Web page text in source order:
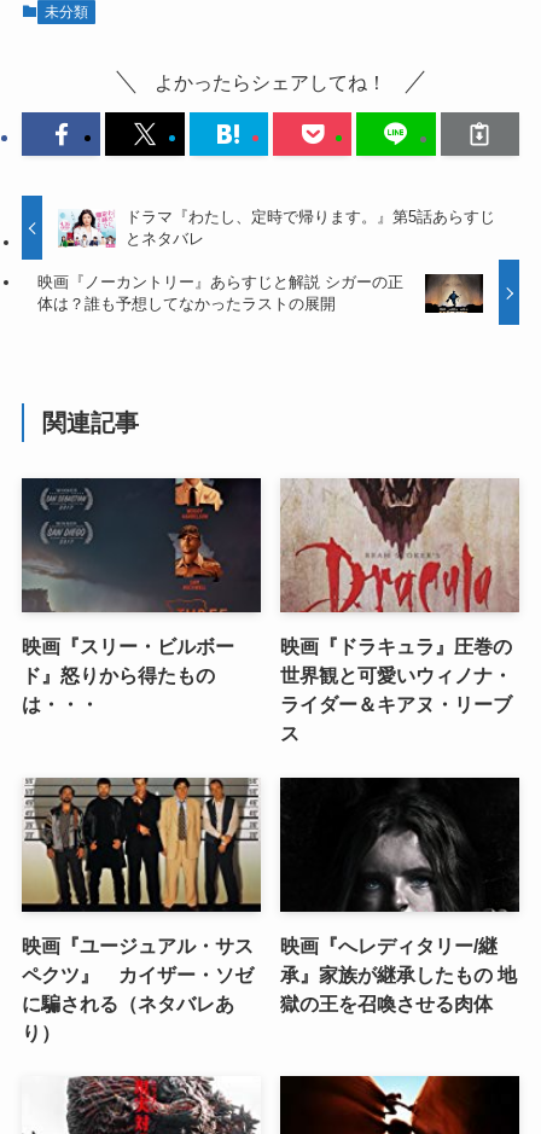
未分類
よかったらシェアしてね！
ドラマ『わたし、定時で帰ります。』第5話あらすじ
とネタバレ
映画『ノーカントリー』あらすじと解説 シガーの正
体は？誰も予想してなかったラストの展開
関連記事
映画『スリー・ビルボー
ド』怒りから得たもの
は・・・
映画『ドラキュラ』圧巻の
世界観と可愛いウィノナ・
ライダー＆キアヌ・リーブ
ス
映画『ユージュアル・サス
ペクツ』 カイザー・ソゼ
に騙される（ネタバレあ
り）
映画『へレディタリー/継
承』家族が継承したもの 地
獄の王を召喚させる肉体